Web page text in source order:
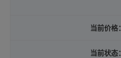
当前价格：
当前状态：